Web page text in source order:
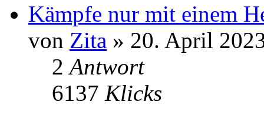
Kämpfe nur mit einem
von Zita » 20. April
2Antwort
6137 Klicks